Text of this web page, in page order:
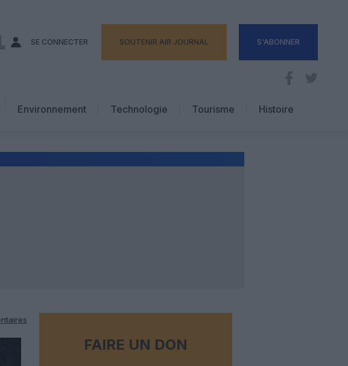
SE CONNECTER SOUTENIR AIR JOURNAL S'ABONNER
Environnement Technologie
Tourisme
Hôtellerie
Histoire
FAIRE UN DON